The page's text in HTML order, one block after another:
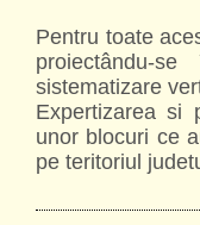
Pentru toate
proiectându-
sistematizare
Expertizarea si
unor blocuri ce
pe teritoriul